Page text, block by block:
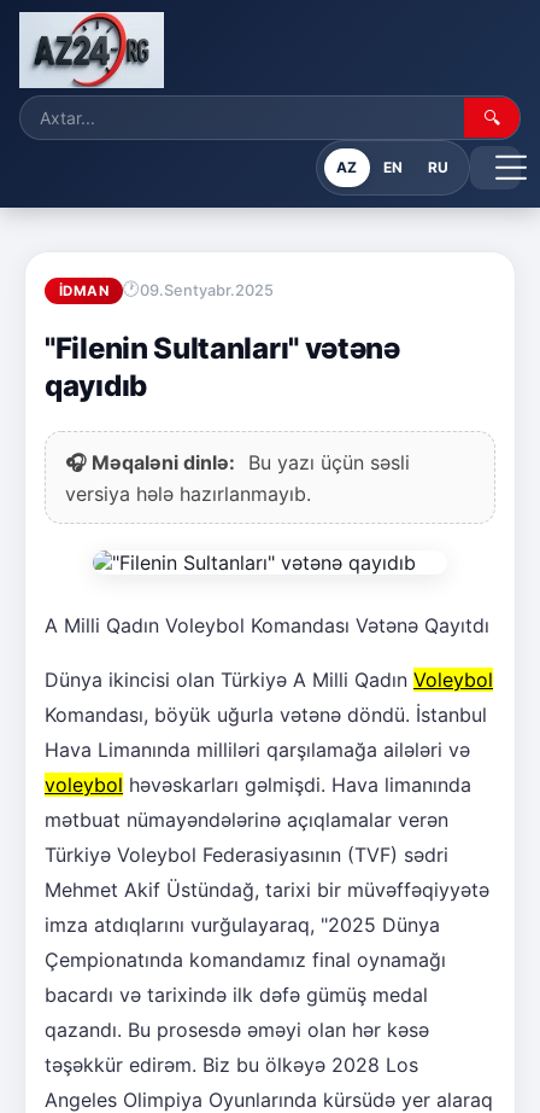
🔍
AZ EN RU
İDMAN 09.Sentyabr.2025
"Filenin Sultanları" vətənə
qayıdıb
🎧 Məqaləni dinlə:
Bu yazı üçün səsli
versiya hələ hazırlanmayıb.
A Milli Qadın Voleybol Komandası Vətənə Qayıtdı
Dünya ikincisi olan Türkiyə A Milli Qadın Voleybol
Komandası, böyük uğurla vətənə döndü. İstanbul
Hava Limanında milliləri qarşılamağa ailələri və
voleybol həvəskarları gəlmişdi. Hava limanında
mətbuat nümayəndələrinə açıqlamalar verən
Türkiyə Voleybol Federasiyasının (TVF) sədri
Mehmet Akif Üstündağ, tarixi bir müvəffəqiyyətə
imza atdıqlarını vurğulayaraq, "2025 Dünya
Çempionatında komandamız final oynamağı
bacardı və tarixində ilk dəfə gümüş medal
qazandı. Bu prosesdə əməyi olan hər kəsə
təşəkkür edirəm. Biz bu ölkəyə 2028 Los
Angeles Olimpiya Oyunlarında kürsüdə yer alaraq